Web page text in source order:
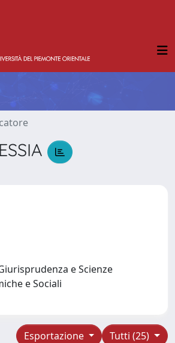
e Scienze
e Sociali
Tutti (25)
Esportazione